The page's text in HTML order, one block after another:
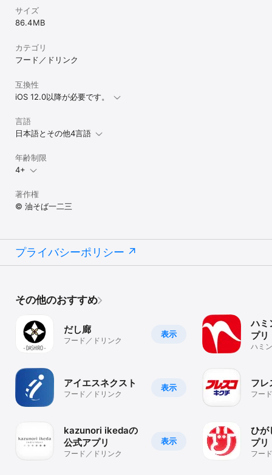
サイズ
86.4 MB
カテゴリ
フード／ドリンク
互換性
iOS 12.0以降が必要です。
言語
日本語とその他4言語
年齢制限
4+
著作権
© 油そば一二三
プライバシーポリシー
その他のおすすめ
表示
だし廊
フード／ドリンク
表示
アイエスネクスト
フード／ドリンク
表示
kazunori ikedaの
公式アプリ
フード／ドリンク
ハミ
プリ
ハミ
フレ
フー
ひが
プリ
フー